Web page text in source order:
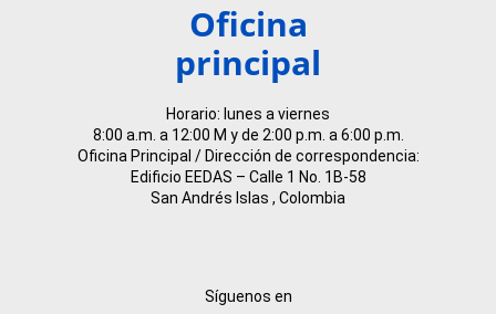
Oficina
principal
Horario: lunes a viernes
8:00 a.m. a 12:00 M y de 2:00 p.m. a 6:00 p.m.
Oficina Principal / Dirección de correspondencia:
Edificio EEDAS – Calle 1 No. 1B-58
San Andrés Islas , Colombia
Síguenos en